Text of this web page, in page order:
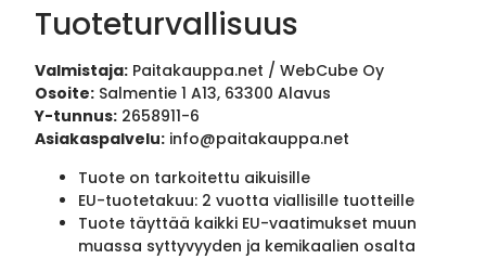
Tuoteturvallisuus
Valmistaja: Paitakauppa.net / WebCube Oy
Osoite: Salmentie 1 A13, 63300 Alavus
Y-tunnus: 2658911-6
Asiakaspalvelu: info@paitakauppa.net
Tuote on tarkoitettu aikuisille
EU-tuotetakuu: 2 vuotta viallisille tuotteille
Tuote täyttää kaikki EU-vaatimukset muun
muassa syttyvyyden ja kemikaalien osalta